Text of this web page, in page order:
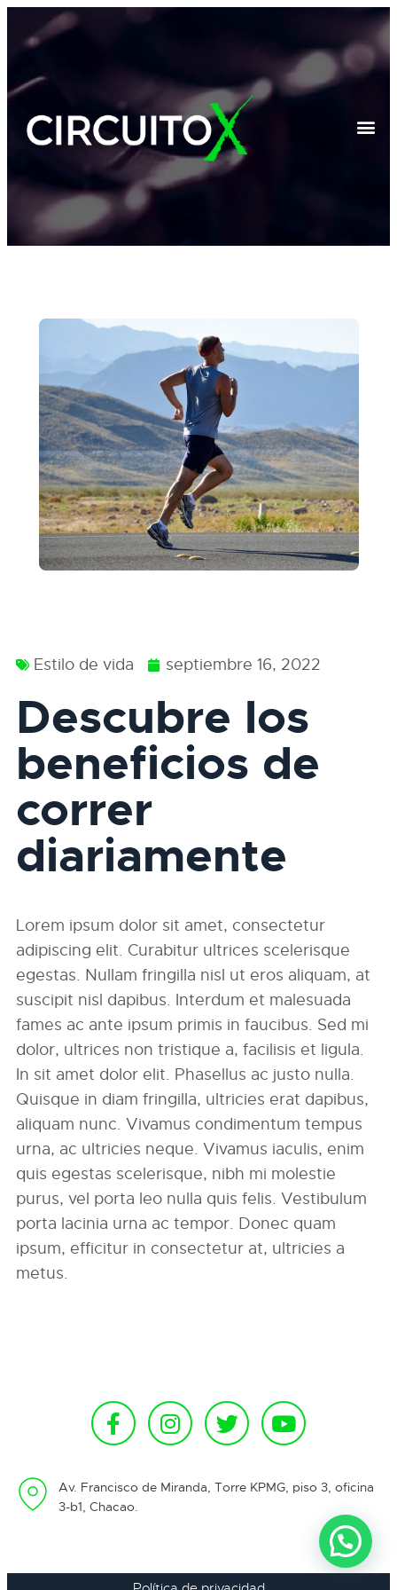
Estilo de vida septiembre 16, 2022
Descubre los
beneficios de
correr
diariamente
Lorem ipsum dolor sit amet, consectetur
adipiscing elit. Curabitur ultrices scelerisque
egestas. Nullam fringilla nisl ut eros aliquam, at
suscipit nisl dapibus. Interdum et malesuada
fames ac ante ipsum primis in faucibus. Sed mi
dolor, ultrices non tristique a, facilisis et ligula.
In sit amet dolor elit. Phasellus ac justo nulla.
Quisque in diam fringilla, ultricies erat dapibus,
aliquam nunc. Vivamus condimentum tempus
urna, ac ultricies neque. Vivamus iaculis, enim
quis egestas scelerisque, nibh mi molestie
purus, vel porta leo nulla quis felis. Vestibulum
porta lacinia urna ac tempor. Donec quam
ipsum, efficitur in consectetur at, ultricies a
metus.
Av. Francisco de Miranda, Torre KPMG, piso 3, oficina
3-b1, Chacao.